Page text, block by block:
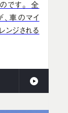
です。 全
車のマイ
ンジされる